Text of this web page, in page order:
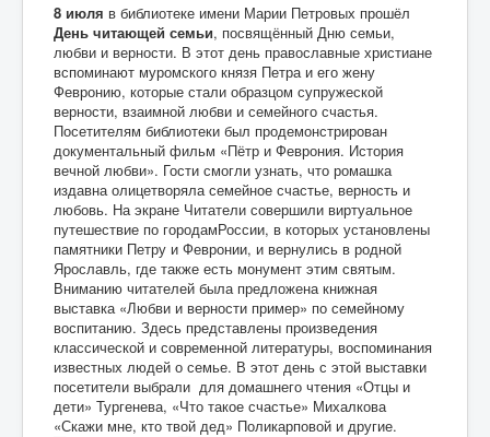
8 июля в библиотеке имени Марии Петровых прошёл
День читающей семьи, посвящённый Дню семьи,
любви и верности. В этот день православные христиане
вспоминают муромского князя Петра и его жену
Февронию, которые стали образцом супружеской
верности, взаимной любви и семейного счастья.
Посетителям библиотеки был продемонстрирован
документальный фильм «Пётр и Феврония. История
вечной любви». Гости смогли узнать, что ромашка
издавна олицетворяла семейное счастье, верность и
любовь. На экране Читатели совершили виртуальное
путешествие по городамРоссии, в которых установлены
памятники Петру и Февронии, и вернулись в родной
Ярославль, где также есть монумент этим святым.
Вниманию читателей была предложена книжная
выставка «Любви и верности пример» по семейному
воспитанию. Здесь представлены произведения
классической и современной литературы, воспоминания
известных людей о семье. В этот день с этой выставки
посетители выбрали для домашнего чтения «Отцы и
дети» Тургенева, «Что такое счастье» Михалкова
«Скажи мне, кто твой дед» Поликарповой и другие.